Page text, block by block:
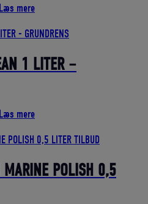
Den
DKK.
Læs mere
1 LITER –
Den
DKK.
Læs mere
MARINE POLISH 0,5